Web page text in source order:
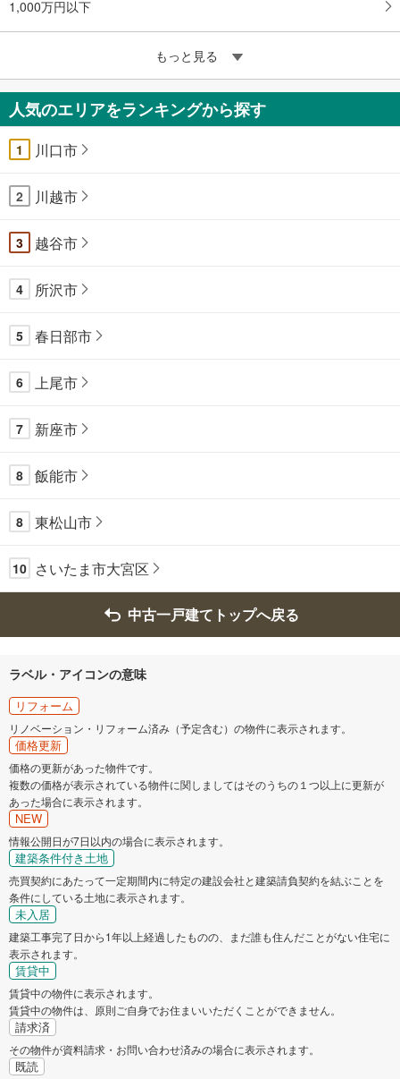
1,000万円以下
もっと見る
人気のエリアをランキングから探す
1 川口市
2 川越市
3 越谷市
4 所沢市
5 春日部市
6 上尾市
7 新座市
8 飯能市
8 東松山市
10 さいたま市大宮区
中古一戸建てトップへ戻る
ラベル・アイコンの意味
リフォーム
リノベーション・リフォーム済み（予定含む）の物件に表示されます。
価格更新
価格の更新があった物件です。
複数の価格が表示されている物件に関しましてはそのうちの１つ以上に更新が
あった場合に表示されます。
NEW
情報公開日が7日以内の場合に表示されます。
建築条件付き土地
売買契約にあたって一定期間内に特定の建設会社と建築請負契約を結ぶことを
条件にしている土地に表示されます。
未入居
建築工事完了日から1年以上経過したものの、まだ誰も住んだことがない住宅に
表示されます。
賃貸中
賃貸中の物件に表示されます。
賃貸中の物件は、原則ご自身でお住まいいただくことができません。
請求済
その物件が資料請求・お問い合わせ済みの場合に表示されます。
既読